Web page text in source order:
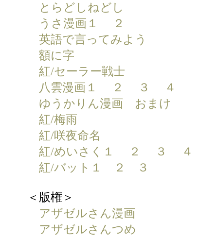
とらどしねどし
うさ漫画１
２
英語で言ってみよう
額に字
紅/セーラー戦士
八雲漫画１
２ ３
４
ゆうかりん漫画
おまけ
紅/梅雨
紅/咲夜命名
紅/めいさく１
２ ３
４
紅/バット１
２ ３
＜版権＞
アザゼルさん漫画
アザゼルさんつめ